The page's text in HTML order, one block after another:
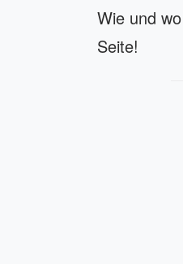
Wie und
Seite!